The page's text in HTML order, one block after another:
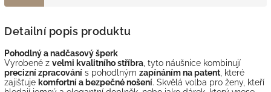
Detailní popis produktu
Pohodlný a nadčasový šperk
Vyrobené z velmi kvalitního stříbra , tyto náušnice kombinují
precizní zpracování s pohodlným zapínáním na patent , které
zajišťuje komfortní a bezpečné nošení. Skvělá volba pro ženy, kteří